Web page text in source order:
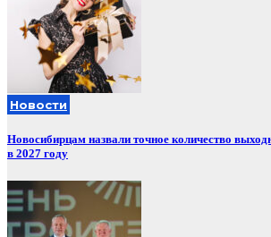
Новости
Новосибирцам назвали точное количество
в 2027 году